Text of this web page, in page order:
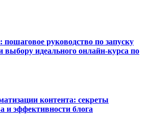
пошаговое руководство по запуску
выбору идеального онлайн-курса по
контента: секреты
и эффективности блога